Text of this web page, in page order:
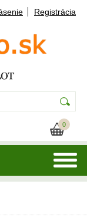
Registrácia
0